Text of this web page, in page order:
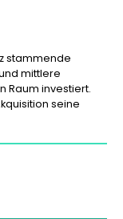
stammende
mittlere
Raum investiert.
seine